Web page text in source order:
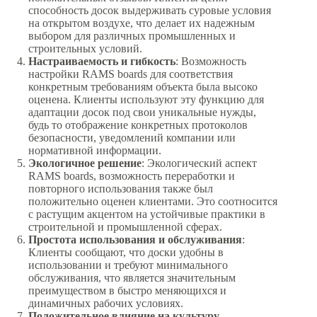
способность досок выдерживать суровые условия
на открытом воздухе, что делает их надежным
выбором для различных промышленных и
строительных условий.
Настраиваемость и гибкость: Возможность
настройки RAMS boards для соответствия
конкретным требованиям объекта была высоко
оценена. Клиенты используют эту функцию для
адаптации досок под свои уникальные нужды,
будь то отображение конкретных протоколов
безопасности, уведомлений компании или
нормативной информации.
Экологичное решение: Экологический аспект
RAMS boards, возможность переработки и
повторного использования также был
положительно оценен клиентами. Это соотносится
с растущим акцентом на устойчивые практики в
строительной и промышленной сферах.
Простота использования и обслуживания:
Клиенты сообщают, что доски удобны в
использовании и требуют минимального
обслуживания, что является значительным
преимуществом в быстро меняющихся и
динамичных рабочих условиях.